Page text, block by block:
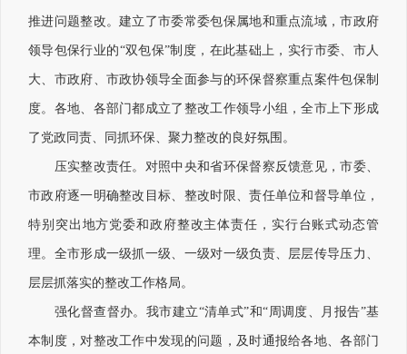
推进问题整改。建立了市委常委包保属地和重点流域，市政府
领导包保行业的“双包保”制度，在此基础上，实行市委、市人
大、市政府、市政协领导全面参与的环保督察重点案件包保制
度。各地、各部门都成立了整改工作领导小组，全市上下形成
了党政同责、同抓环保、聚力整改的良好氛围。
压实整改责任。对照中央和省环保督察反馈意见，市委、
市政府逐一明确整改目标、整改时限、责任单位和督导单位，
特别突出地方党委和政府整改主体责任，实行台账式动态管
理。全市形成一级抓一级、一级对一级负责、层层传导压力、
层层抓落实的整改工作格局。
强化督查督办。我市建立“清单式”和“周调度、月报告”基
本制度，对整改工作中发现的问题，及时通报给各地、各部门